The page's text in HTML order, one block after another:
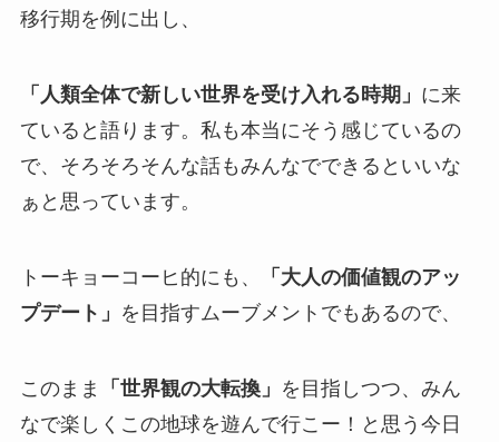
移行期を例に出し、
「人類全体で新しい世界を受け入れる時期」 に来
ていると語ります。私も本当にそう感じているの
で、そろそろそんな話もみんなでできるといいな
ぁと思っています。
トーキョーコーヒ的にも、
「大人の価値観のアッ
プデート」 を目指すムーブメントでもあるので、
このまま 「世界観の大転換」 を目指しつつ、みん
なで楽しくこの地球を遊んで行こー！と思う今日